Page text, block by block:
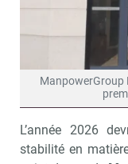
ManpowerGroup
L’année 2026
stabilité en